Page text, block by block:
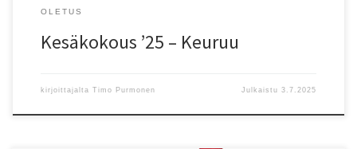
OLETUS
Kesäkokous ’25 – Keuruu
kirjoittajalta Timo Purmonen Julkaistu3.7.2025